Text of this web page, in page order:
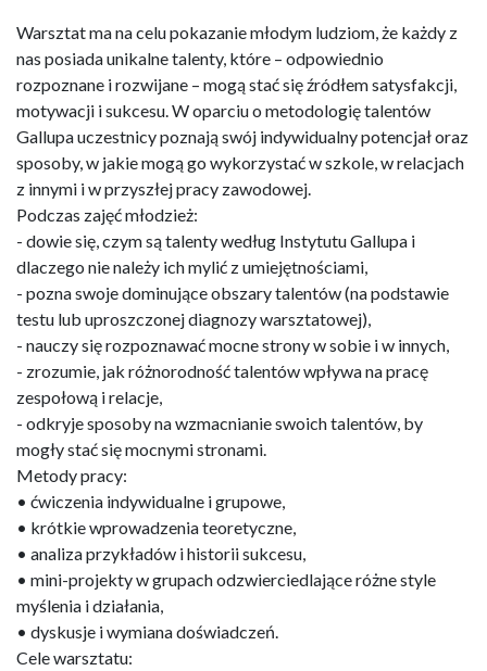
Warsztat ma na celu pokazanie młodym ludziom, że każdy z
nas posiada unikalne talenty, które – odpowiednio
rozpoznane i rozwijane – mogą stać się źródłem satysfakcji,
motywacji i sukcesu. W oparciu o metodologię talentów
Gallupa uczestnicy poznają swój indywidualny potencjał oraz
sposoby, w jakie mogą go wykorzystać w szkole, w relacjach
z innymi i w przyszłej pracy zawodowej.
Podczas zajęć młodzież:
- dowie się, czym są talenty według Instytutu Gallupa i
dlaczego nie należy ich mylić z umiejętnościami,
- pozna swoje dominujące obszary talentów (na podstawie
testu lub uproszczonej diagnozy warsztatowej),
- nauczy się rozpoznawać mocne strony w sobie i w innych,
- zrozumie, jak różnorodność talentów wpływa na pracę
zespołową i relacje,
- odkryje sposoby na wzmacnianie swoich talentów, by
mogły stać się mocnymi stronami.
Metody pracy:
• ćwiczenia indywidualne i grupowe,
• krótkie wprowadzenia teoretyczne,
• analiza przykładów i historii sukcesu,
• mini-projekty w grupach odzwierciedlające różne style
myślenia i działania,
• dyskusje i wymiana doświadczeń.
Cele warsztatu: